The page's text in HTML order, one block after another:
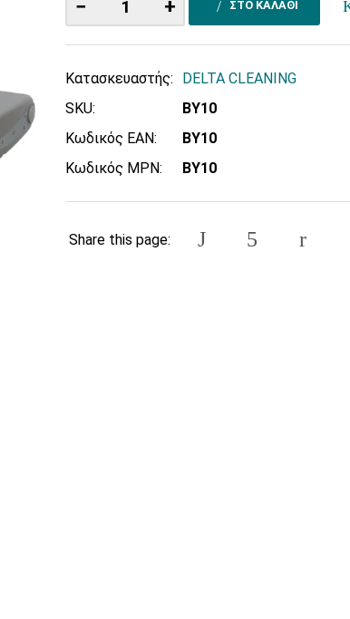
− + ΣΤΟ ΚΑΛΑΘΙ
Κατασκευαστής:
DELTA CLEANING
SKU:
BY10
Κωδικός EAN:
BY10
Κωδικός MPN:
BY10
Share this page: